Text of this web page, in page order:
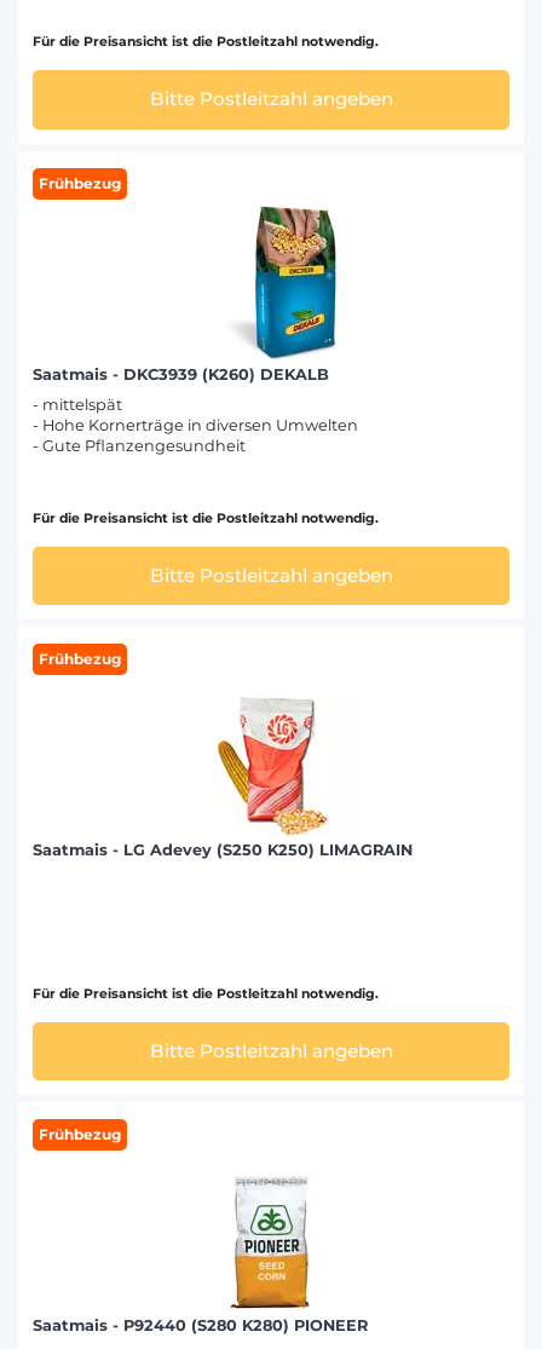
Für die Preisansicht ist die Postleitzahl notwendig.
Bitte Postleitzahl angeben
Frühbezug
Saatmais - DKC3939 (K260) DEKALB
- mittelspät
- Hohe Kornerträge in diversen Umwelten
- Gute Pflanzengesundheit
Für die Preisansicht ist die Postleitzahl notwendig.
Bitte Postleitzahl angeben
Frühbezug
Saatmais - LG Adevey (S250 K250) LIMAGRAIN
Für die Preisansicht ist die Postleitzahl notwendig.
Bitte Postleitzahl angeben
Frühbezug
Saatmais - P92440 (S280 K280) PIONEER